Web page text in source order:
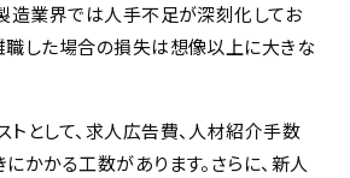
造業界では人手不足が深刻化してお
職した場合の損失は想像以上に大きな
として、求人広告費、人材紹介手数
かかる工数があります。さらに、新人